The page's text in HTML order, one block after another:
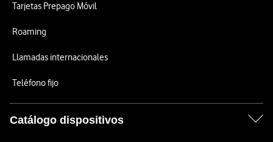
Tarjetas Prepago Móvil
Roaming
Llamadas internacionales
Teléfono fijo
Catálogo dispositivos